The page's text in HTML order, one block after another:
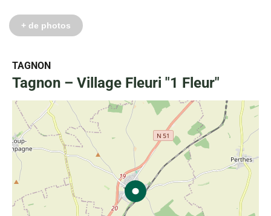
TAGNON
Tagnon – Village Fleuri "1 Fleur"
+ de photos